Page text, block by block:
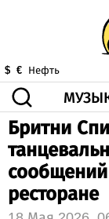
$ € Нефть
ЗДОРОВЬЕ
ВИДЕО
Бритни
ресторане